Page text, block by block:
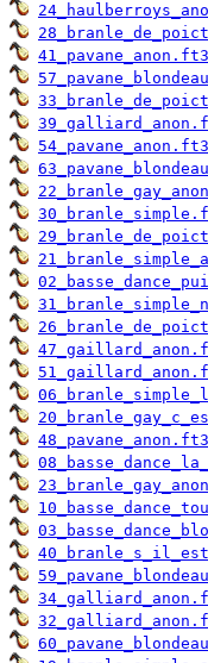
41_pavane_anon.ft3
54_pavane_anon.ft3
48_pavane_anon.ft3